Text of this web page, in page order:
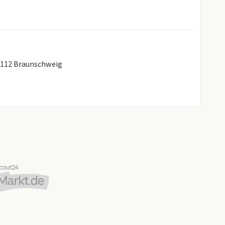
Braunschweig